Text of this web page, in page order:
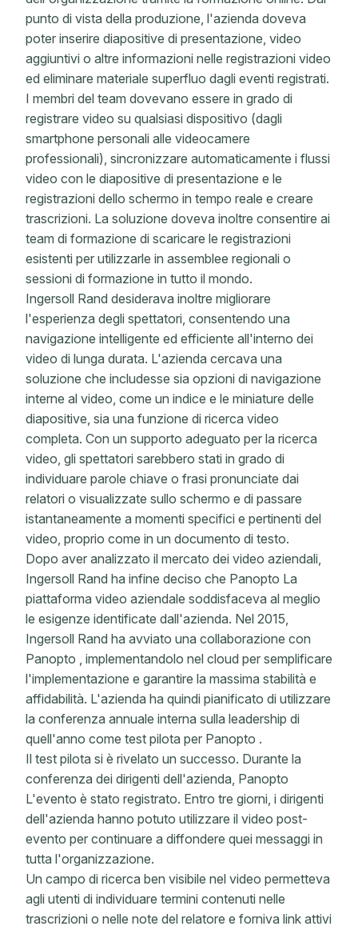
punto di vista della produzione, l'azienda doveva
poter inserire diapositive di presentazione, video
aggiuntivi o altre informazioni nelle registrazioni video
ed eliminare materiale superfluo dagli eventi registrati.
I membri del team dovevano essere in grado di
registrare video su qualsiasi dispositivo (dagli
smartphone personali alle videocamere
professionali), sincronizzare automaticamente i flussi
video con le diapositive di presentazione e le
registrazioni dello schermo in tempo reale e creare
trascrizioni. La soluzione doveva inoltre consentire ai
team di formazione di scaricare le registrazioni
esistenti per utilizzarle in assemblee regionali o
sessioni di formazione in tutto il mondo.
Ingersoll Rand desiderava inoltre migliorare
l'esperienza degli spettatori, consentendo una
navigazione intelligente ed efficiente all'interno dei
video di lunga durata. L'azienda cercava una
soluzione che includesse sia opzioni di navigazione
interne al video, come un indice e le miniature delle
diapositive, sia una funzione di ricerca video
completa. Con un supporto adeguato per la ricerca
video, gli spettatori sarebbero stati in grado di
individuare parole chiave o frasi pronunciate dai
relatori o visualizzate sullo schermo e di passare
istantaneamente a momenti specifici e pertinenti del
video, proprio come in un documento di testo.
Dopo aver analizzato il mercato dei video aziendali,
Ingersoll Rand ha infine deciso che Panopto La
piattaforma video aziendale soddisfaceva al meglio
le esigenze identificate dall'azienda. Nel 2015,
Ingersoll Rand ha avviato una collaborazione con
Panopto , implementandolo nel cloud per semplificare
l'implementazione e garantire la massima stabilità e
affidabilità. L'azienda ha quindi pianificato di utilizzare
la conferenza annuale interna sulla leadership di
quell'anno come test pilota per Panopto .
Il test pilota si è rivelato un successo. Durante la
conferenza dei dirigenti dell'azienda, Panopto
L'evento è stato registrato. Entro tre giorni, i dirigenti
dell'azienda hanno potuto utilizzare il video post-
evento per continuare a diffondere quei messaggi in
tutta l'organizzazione.
Un campo di ricerca ben visibile nel video permetteva
agli utenti di individuare termini contenuti nelle
trascrizioni o nelle note del relatore e forniva link attivi